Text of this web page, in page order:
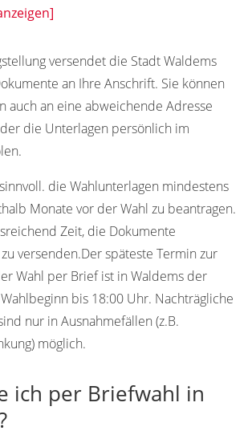
versendet die Stadt Waldems
an Ihre Anschrift. Sie können
auch an eine abweichende Adresse
die Unterlagen persönlich im
die Wahlunterlagen mindestens
Monate vor der Wahl zu beantragen.
Zeit, die Dokumente
versenden.Der späteste Termin zur
Wahl per Brief ist in Waldems der
bis 18:00 Uhr. Nachträgliche
nur in Ausnahmefällen (z.B.
möglich.
ich per Briefwahl in